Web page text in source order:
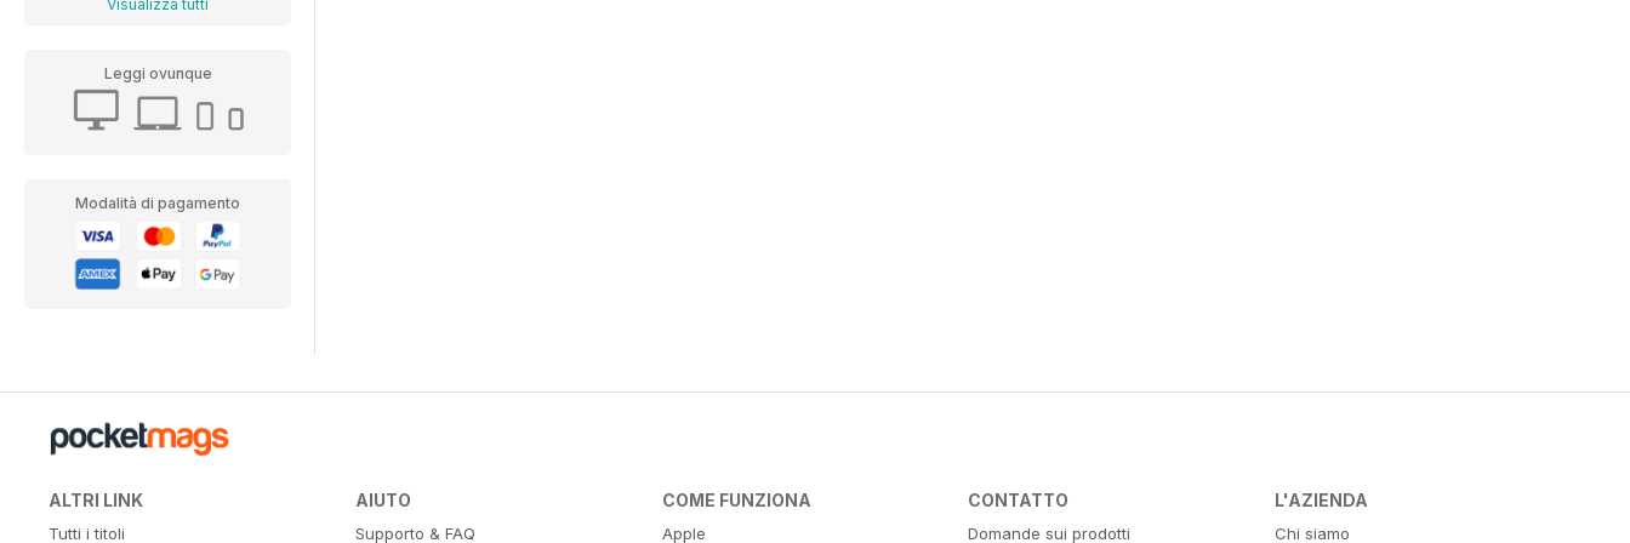
Visualizza tutti
Leggi ovunque
Modalità di pagamento
ALTRI LINK
Tutti i titoli
AIUTO
Supporto & FAQ
COME FUNZIONA
Apple
CONTATTO
Domande sui prodotti
L'AZIENDA
Chi siamo